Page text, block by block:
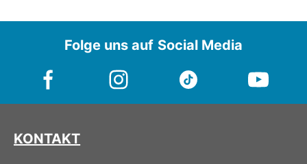
Folge uns auf Social Media
KONTAKT